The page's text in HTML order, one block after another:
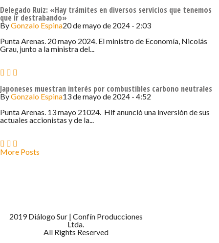
Delegado Ruiz: «Hay trámites en diversos servicios que tenemos
que ir destrabando»
ByGonzalo Espina20 de mayo de 2024 - 2:03
Punta Arenas. 20 mayo 2024. El ministro de Economía, Nicolás
Grau, junto a la ministra del...
Japoneses muestran interés por combustibles carbono neutrales
ByGonzalo Espina13 de mayo de 2024 - 4:52
Punta Arenas. 13 mayo 21024. Hif anunció una inversión de sus
actuales accionistas y de la...
More Posts
2019 Diálogo Sur | Confín Producciones
Ltda.
All Rights Reserved